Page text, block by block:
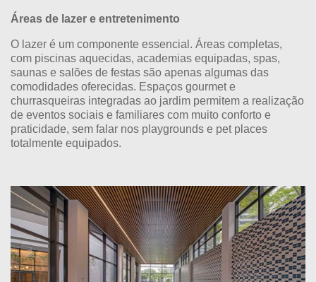
Áreas de lazer e entretenimento
O lazer é um componente essencial. Áreas completas,
com piscinas aquecidas, academias equipadas, spas,
saunas e salões de festas são apenas algumas das
comodidades oferecidas. Espaços gourmet e
churrasqueiras integradas ao jardim permitem a realização
de eventos sociais e familiares com muito conforto e
praticidade, sem falar nos playgrounds e pet places
totalmente equipados.